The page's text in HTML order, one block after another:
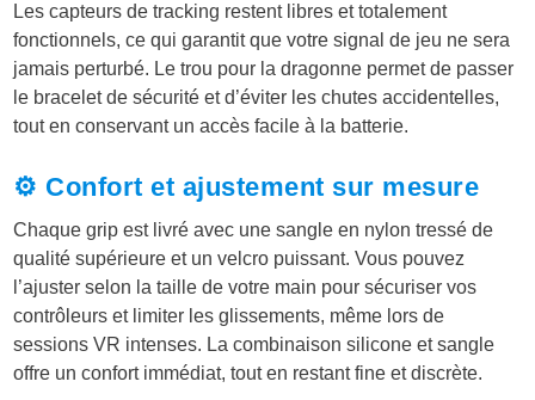
,
9
9
€
.
€
.
Les capteurs de tracking restent libres et totalement
fonctionnels, ce qui garantit que votre signal de jeu ne sera
jamais perturbé. Le trou pour la dragonne permet de passer
le bracelet de sécurité et d’éviter les chutes accidentelles,
tout en conservant un accès facile à la batterie.
⚙️ Confort et ajustement sur mesure
Chaque grip est livré avec une sangle en nylon tressé de
qualité supérieure et un velcro puissant. Vous pouvez
l’ajuster selon la taille de votre main pour sécuriser vos
contrôleurs et limiter les glissements, même lors de
sessions VR intenses. La combinaison silicone et sangle
offre un confort immédiat, tout en restant fine et discrète.